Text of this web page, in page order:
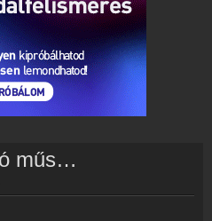
Újvidéki Rádió műsorai